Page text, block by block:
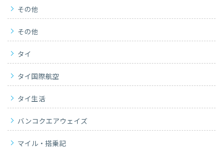
その他
その他
タイ
タイ国際航空
タイ生活
バンコクエアウェイズ
マイル・搭乗記